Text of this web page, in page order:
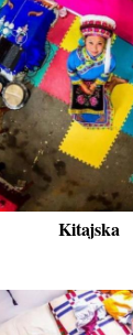
Kitajska